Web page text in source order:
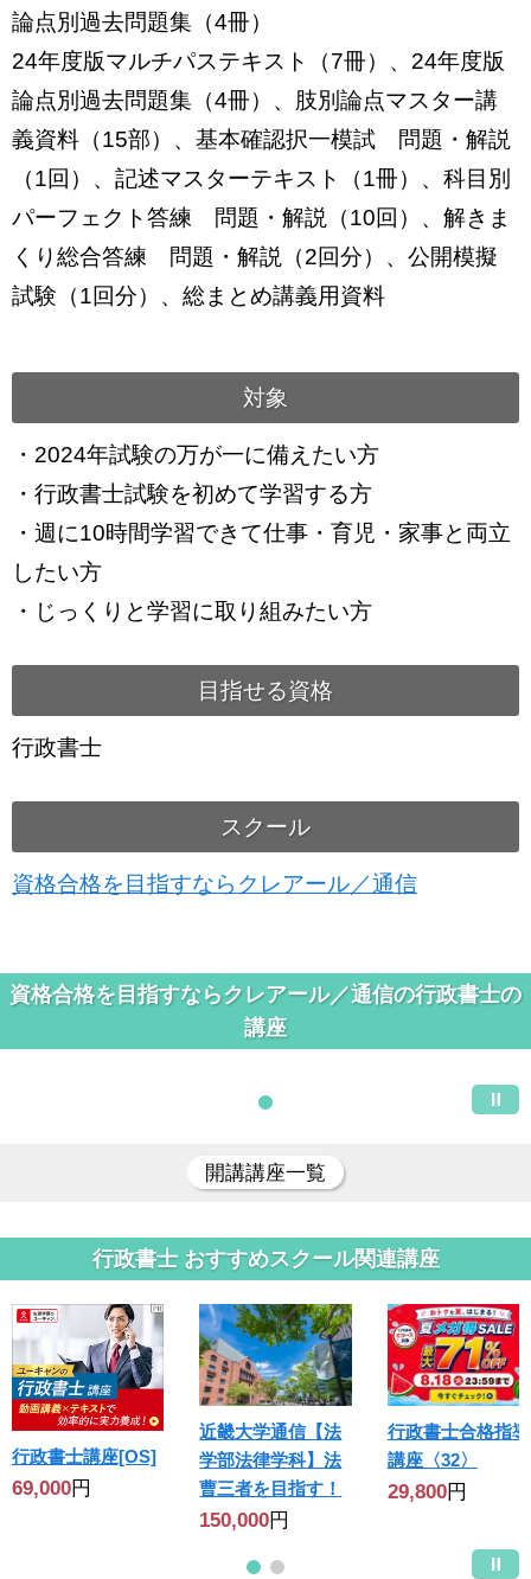
論点別過去問題集（4冊）
24年度版マルチパステキスト（7冊）、24年度版
論点別過去問題集（4冊）、肢別論点マスター講
義資料（15部）、基本確認択一模試 問題・解説
（1回）、記述マスターテキスト（1冊）、科目別
パーフェクト答練 問題・解説（10回）、解きま
くり総合答練 問題・解説（2回分）、公開模擬
試験（1回分）、総まとめ講義用資料
対象
・2024年試験の万が一に備えたい方
・行政書士試験を初めて学習する方
・週に10時間学習できて仕事・育児・家事と両立
したい方
・じっくりと学習に取り組みたい方
目指せる資格
行政書士
スクール
資格合格を目指すならクレアール／通信
資格合格を目指すならクレアール／通信の行政書士の
講座
開講講座一覧
行政書士 おすすめスクール関連講座
行政書士講座[OS]
69,000円
近畿大学通信【法
学部法律学科】法
曹三者を目指す！
150,000円
行政書士合格指導
講座〈32〉
29,800円